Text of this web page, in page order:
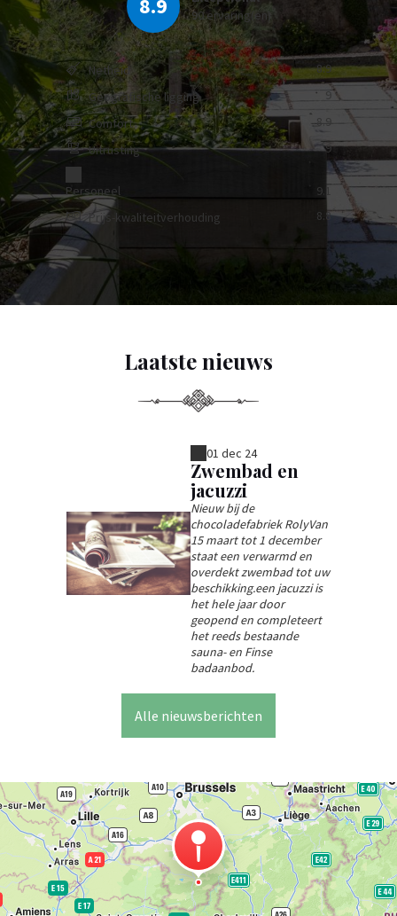
90 ervaring(en)
Netheid
8.9
Geografische ligging
9
Comfort
8.9
Uitrusting
9
Personeel
9.1
Prijs-kwaliteitverhouding
8.8
Laatste nieuws
01 dec 24
Zwembad en
jacuzzi
Nieuw bij de
chocoladefabriek RolyVan
15 maart tot 1 december
staat een verwarmd en
overdekt zwembad tot uw
beschikking.een jacuzzi is
het hele jaar door
geopend en completeert
het reeds bestaande
sauna- en Finse
badaanbod.
Alle nieuwsberichten